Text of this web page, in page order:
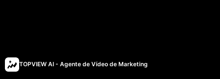
TOPVIEW AI - Agente de Vídeo de Marketing